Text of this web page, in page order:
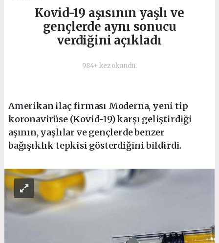
Kovid-19 aşısının yaşlı ve
gençlerde aynı sonucu
verdiğini açıkladı
984+ kez okundu.
Amerikan ilaç firması Moderna, yeni tip
koronavirüse (Kovid-19) karşı geliştirdiği
aşının, yaşlılar ve gençlerde benzer
bağışıklık tepkisi gösterdiğini bildirdi.